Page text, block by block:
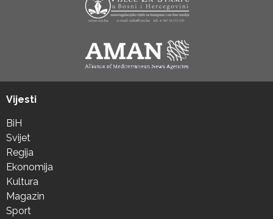
Vijesti
BiH
Svijet
Regija
Ekonomija
Kultura
Magazin
Sport